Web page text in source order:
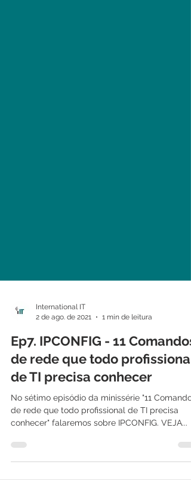
2 de ago. de 2021
1 min de leitura
Ep7. IPCONFIG - 11 Comandos
de rede que todo profissional
de TI precisa conhecer
No sétimo episódio da minissérie "11 Comandos
conhecer" falaremos sobre IPCONFIG. VEJA...